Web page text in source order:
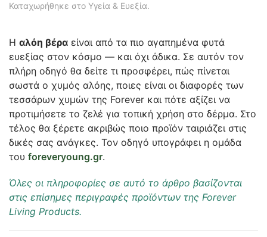
Καταχωρήθηκε στο Υγεία & Ευεξία.
Η αλόη βέρα είναι από τα πιο αγαπημένα φυτά
ευεξίας στον κόσμο — και όχι άδικα. Σε αυτόν τον
πλήρη οδηγό θα δείτε τι προσφέρει, πώς πίνεται
σωστά ο χυμός αλόης, ποιες είναι οι διαφορές των
τεσσάρων χυμών της Forever και πότε αξίζει να
προτιμήσετε το ζελέ για τοπική χρήση στο δέρμα. Στο
τέλος θα ξέρετε ακριβώς ποιο προϊόν ταιριάζει στις
δικές σας ανάγκες. Τον οδηγό υπογράφει η ομάδα
του foreveryoung.gr.
Όλες οι πληροφορίες σε αυτό το άρθρο βασίζονται
στις επίσημες περιγραφές προϊόντων της Forever
Living Products.